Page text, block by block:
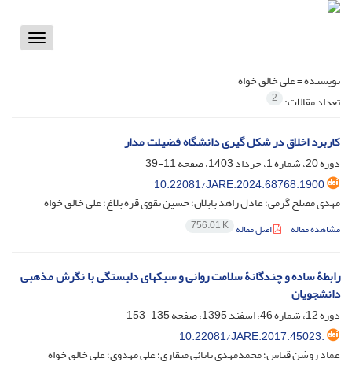
Toggle
نویسنده =علی خالق خواه
تعداد مقالات: 2
کاربرد اخلاق در شکل گیری دانشگاه فضیلت مدار
دوره 20، شماره 1، خرداد 1403، صفحه
11-39
10.22081/JARE.2024.68768.1900
مهدی مصلح گرمی؛ عادل زاهد بابلان؛ حسین تقوی قره بلاغ؛ علی خالق خواه
مشاهده مقاله اصل مقاله 756.01 K
رابطۀ ساده و چندگانۀ سلامت روانی و سبکهای دلبستگی با نگرش مذهبی
دانشجویان
دوره 12، شماره 46، اسفند 1395، صفحه
135-153
10.22081/JARE.2017.45023.
عماد روشن قیاس؛ محمدمهدی بابائی منقاری؛ علی مهدوی؛ علی خالق خواه